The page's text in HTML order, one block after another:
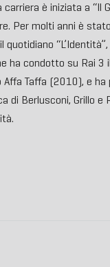
carriera è iniziata a
Per molti anni è
ha condotto su Rai
Taffa (2010), e
di Berlusconi, Grillo e